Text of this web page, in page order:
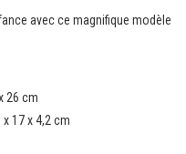
avec ce magnifique modèle
26 cm
17 x 4,2 cm